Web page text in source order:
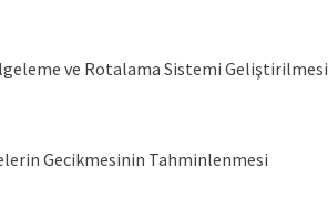
ve Rotalama Sistemi Geliştirilmesi
Gecikmesinin Tahminlenmesi